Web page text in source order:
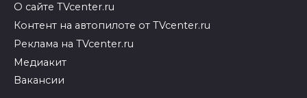
О сайте TVcenter.ru
Контент на автопилоте от TVcenter.ru
Реклама на TVcenter.ru
Медиакит
Вакансии